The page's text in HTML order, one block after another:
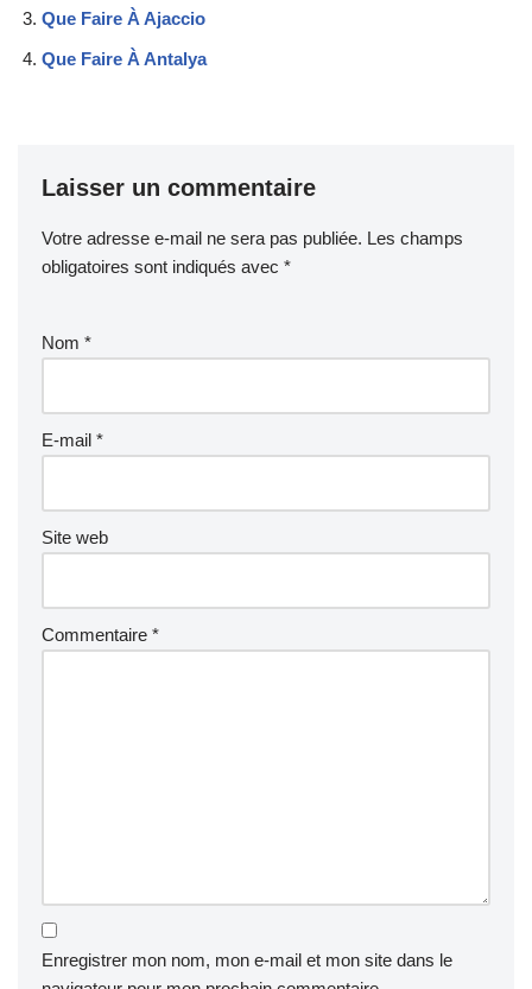
Que Faire À Ajaccio
Que Faire À Antalya
Laisser un commentaire
Votre adresse e-mail ne sera pas publiée. Les champs
obligatoires sont indiqués avec *
Nom *
E-mail *
Site web
Commentaire *
Enregistrer mon nom, mon e-mail et mon site dans le